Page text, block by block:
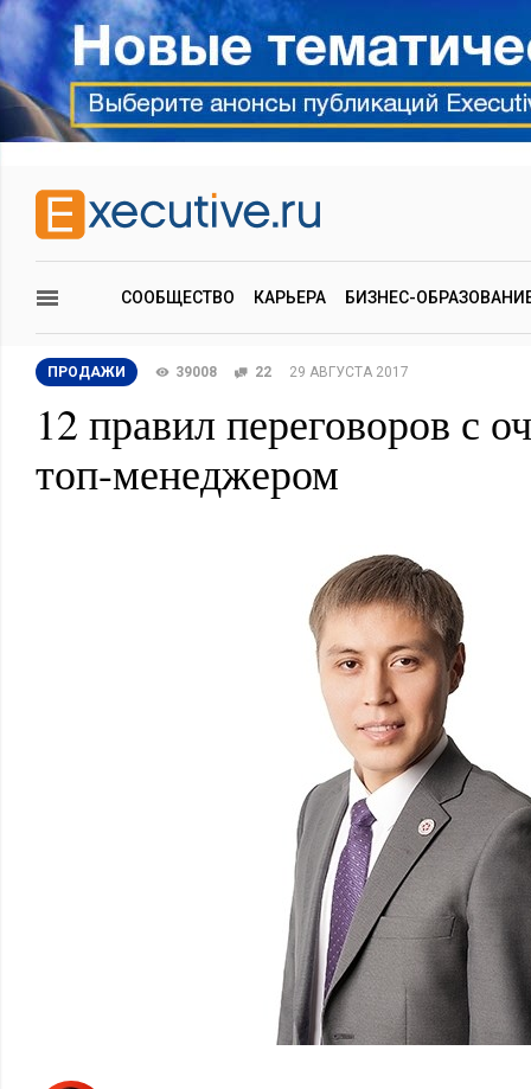
СООБЩЕСТВО КАРЬЕРА БИЗНЕС-
ПРОДАЖИ 39008 22 29 АВГУСТА 2017
12 правил переговоров с
топ-менеджером